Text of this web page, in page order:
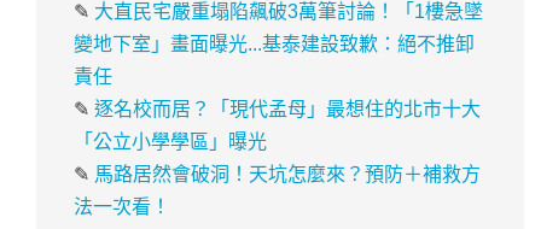
✎ 大直民宅嚴重塌陷飆破3萬筆討論！「1樓急墜
變地下室」畫面曝光...基泰建設致歉：絕不推卸
責任
✎逐名校而居？「現代孟母」最想住的北市十大
「公立小學學區」曝光
✎ 馬路居然會破洞！天坑怎麼來？預防＋補救方
法一次看！